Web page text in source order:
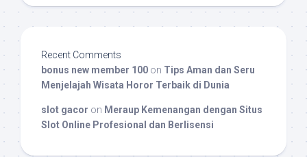
Recent Comments
bonus new member 100 on Tips Aman dan Seru
Menjelajah Wisata Horor Terbaik di Dunia
slot gacor on Meraup Kemenangan dengan Situs
Slot Online Profesional dan Berlisensi